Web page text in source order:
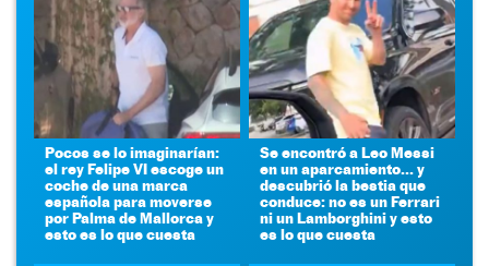
Pocos se lo imaginarían:
el rey Felipe VI escoge un
coche de una marca
española para moverse
por Palma de Mallorca y
esto es lo que cuesta
Se encontró a Leo Messi
en un aparcamiento... y
descubrió la bestia que
conduce: no es un Ferrari
ni un Lamborghini y esto
es lo que cuesta